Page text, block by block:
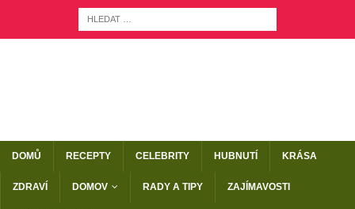
DOMŮ RECEPTY CELEBRITY HUBNUTÍ KRÁSA
ZDRAVÍ DOMOV RADY A TIPY ZAJÍMAVOSTI